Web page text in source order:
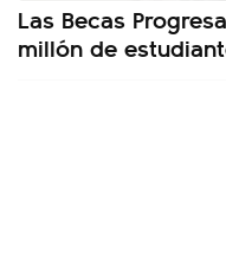
Las Becas
millón de